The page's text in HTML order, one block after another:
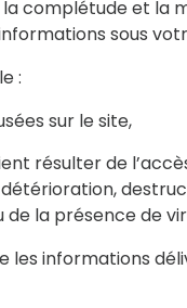
complétude et la
sous
:
sur le site,
résulter de
la présence de
les informations